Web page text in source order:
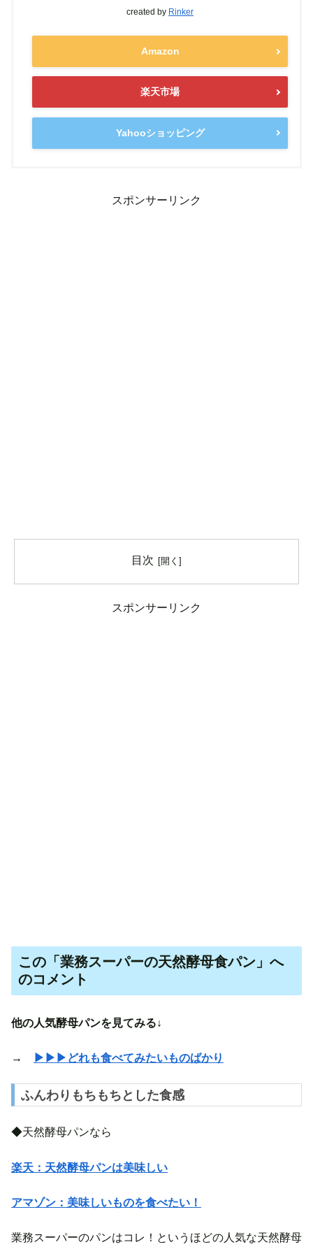
created by Rinker
Amazon
楽天市場
Yahooショッピング
スポンサーリンク
目次
スポンサーリンク
この「業務スーパーの天然酵母食パン」へ
のコメント
他の人気酵母パンを見てみる↓
→ ▶▶▶どれも食べてみたいものばかり
ふんわりもちもちとした食感
◆天然酵母パンなら
楽天：天然酵母パンは美味しい
アマゾン：美味しいものを食べたい！
業務スーパーのパンはコレ！というほどの人気な天然酵母